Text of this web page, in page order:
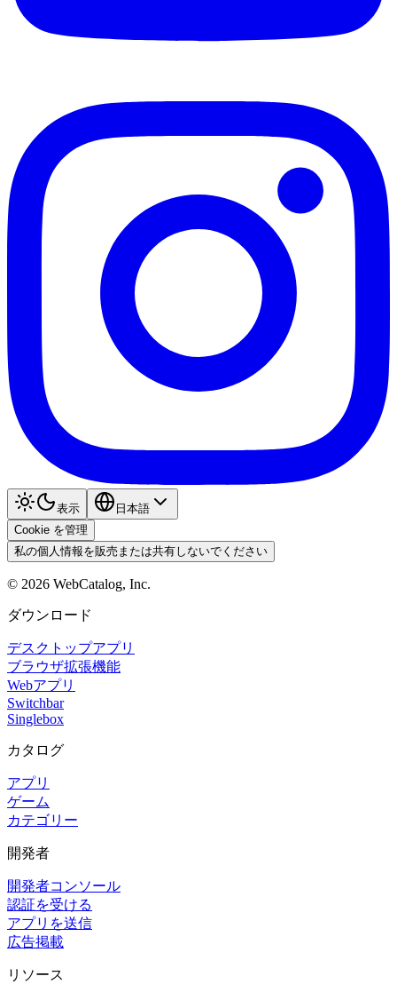
表示
日本語
Cookie を管理
私の個人情報を販売または共有しないでください
© 2026 WebCatalog, Inc.
ダウンロード
デスクトップアプリ
ブラウザ拡張機能
Webアプリ
Switchbar
Singlebox
カタログ
アプリ
ゲーム
カテゴリー
開発者
開発者コンソール
認証を受ける
アプリを送信
広告掲載
リソース